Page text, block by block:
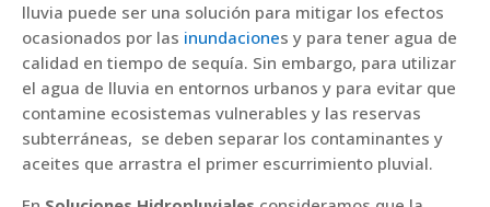
lluvia puede ser una solución para mitigar los efectos
ocasionados por las inundaciones y para tener agua de
calidad en tiempo de sequía. Sin embargo, para utilizar
el agua de lluvia en entornos urbanos y para evitar que
contamine ecosistemas vulnerables y las reservas
subterráneas, se deben separar los contaminantes y
aceites que arrastra el primer escurrimiento pluvial.